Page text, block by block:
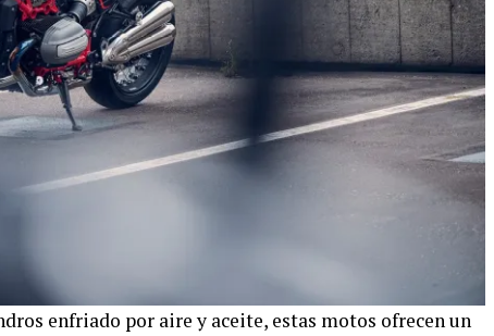
enfriado por aire y aceite, estas motos ofrecen un